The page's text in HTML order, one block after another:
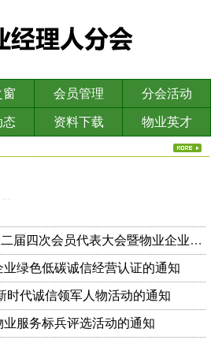
窗 会员管理 分会活动
态 资料下载
物业英才
中职协物业经理人分会二届四次会员代表大会暨物业企业依法合规诚信经营主题研讨会的通知
绿色低碳诚信经营认证的通知
时代诚信领军人物活动的通知
服务标兵评选活动的通知